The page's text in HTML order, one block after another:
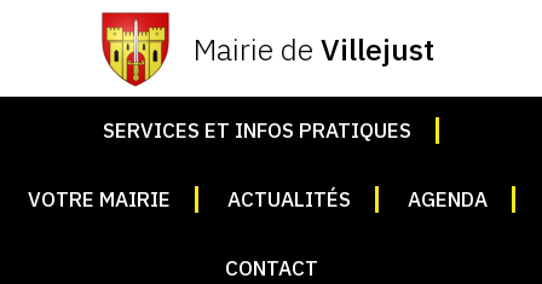
Mairie de Villejust
SERVICES ET INFOS PRATIQUES
VOTRE MAIRIE ACTUALITÉS AGENDA
CONTACT